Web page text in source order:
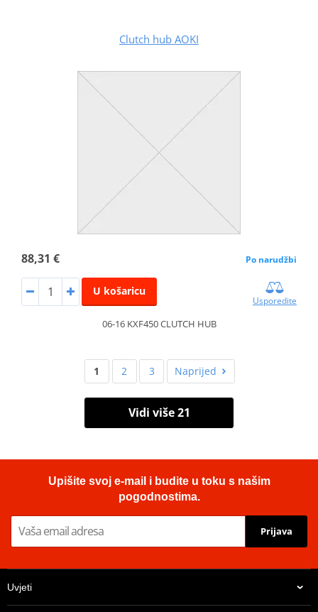
Clutch hub AOKI
88,31 € Po narudžbi
U košaricu
Usporedite
06-16 KXF450 CLUTCH HUB
1 2 3 Naprijed
Vidi više 21
Upišite svoj e-mail i budite u toku s našim
pogodnostima.
Prijava
Uvjeti